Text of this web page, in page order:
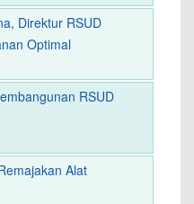
Direktur RSUD
Optimal
RSUD
Alat